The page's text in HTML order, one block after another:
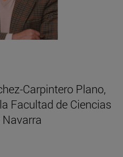
Carpintero Plano,
Facultad de Ciencias